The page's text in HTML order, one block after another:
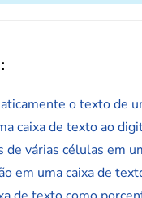
o texto de
caixa de texto ao
de várias células em
em uma caixa de